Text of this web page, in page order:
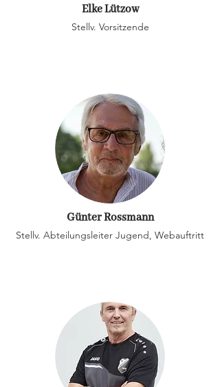
Elke Lützow
Stellv. Vorsitzende
Günter Rossmann
Stellv. Abteilungsleiter Jugend, Webauftritt